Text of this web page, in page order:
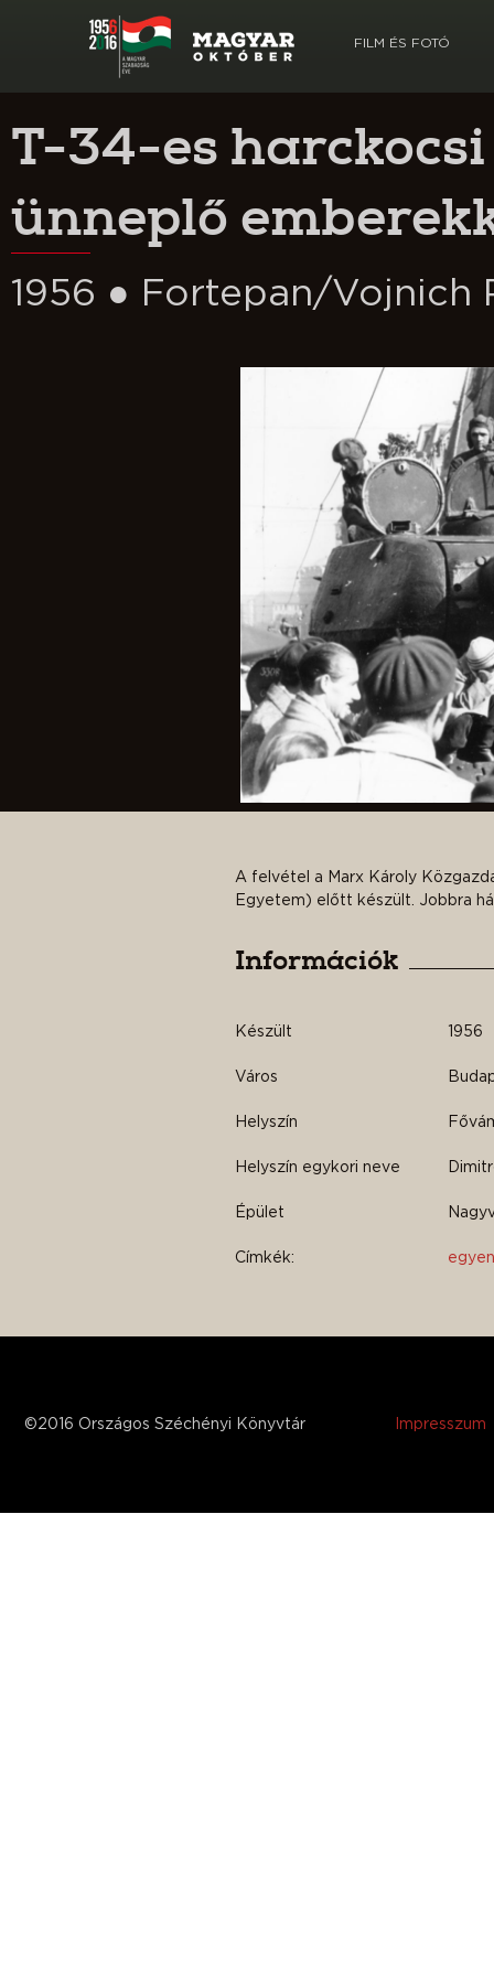
FILM ÉS FOTÓ
T-34-es
ünneplő
1956 ● Fortepan/Vojnich
A felvétel a Marx Károly
Egyetem) előtt készült. Jobbra
Információk
Készült 1956
Város
Helyszín
Helyszín egykori neve
Épület
Címkék:
©2016 Országos Széchényi Könyvtár Impresszum